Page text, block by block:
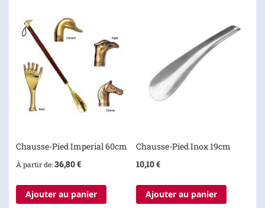
Chausse-Pied Imperial 60cm
À partir de 36,80 €
Ajouter au panier
Chausse-Pied Inox 19cm
10,10 €
Ajouter au panier